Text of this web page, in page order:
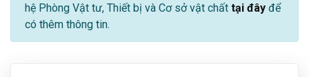
hệ Phòng Vật tư, Thiết bị và Cơ sở vật chất tại đây để
có thêm thông tin.